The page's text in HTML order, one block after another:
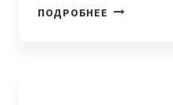
ПОДРОБНЕЕ РЕЗУЛЬТАТЫ